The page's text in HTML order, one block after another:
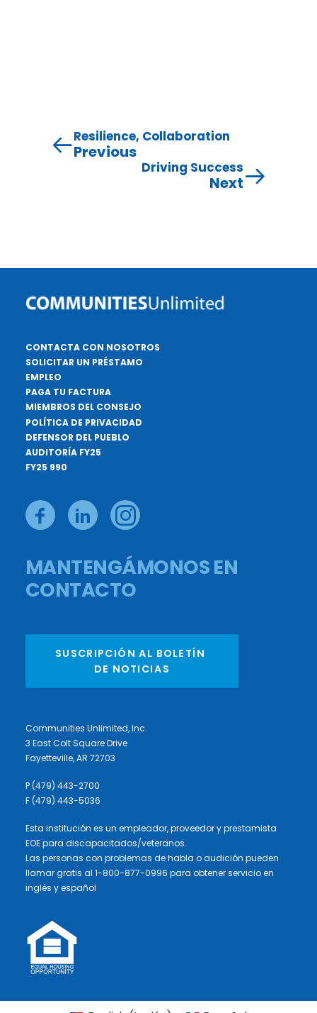
Resilience, Collaboration
Previous
Driving Success
Next
CONTACTA CON NOSOTROS
SOLICITAR UN PRÉSTAMO
EMPLEO
PAGA TU FACTURA
MIEMBROS DEL CONSEJO
POLÍTICA DE PRIVACIDAD
DEFENSOR DEL PUEBLO
AUDITORÍA FY25
FY25 990
MANTENGÁMONOS EN
CONTACTO
SUSCRIPCIÓN AL BOLETÍN
DE NOTICIAS
Communities Unlimited, Inc.
3 East Colt Square Drive
Fayetteville, AR 72703
P (479) 443-2700
F (479) 443-5036
Esta institución es un empleador, proveedor y prestamista
EOE para discapacitados/veteranos.
Las personas con problemas de habla o audición pueden
llamar gratis al 1-800-877-0996 para obtener servicio en
inglés y español